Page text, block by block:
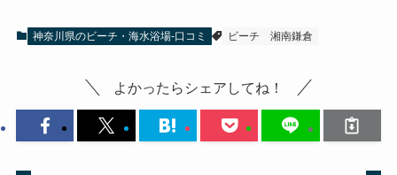
神奈川県のビーチ・海水浴場-口コミ ビーチ 湘南鎌倉
よかったらシェアしてね！